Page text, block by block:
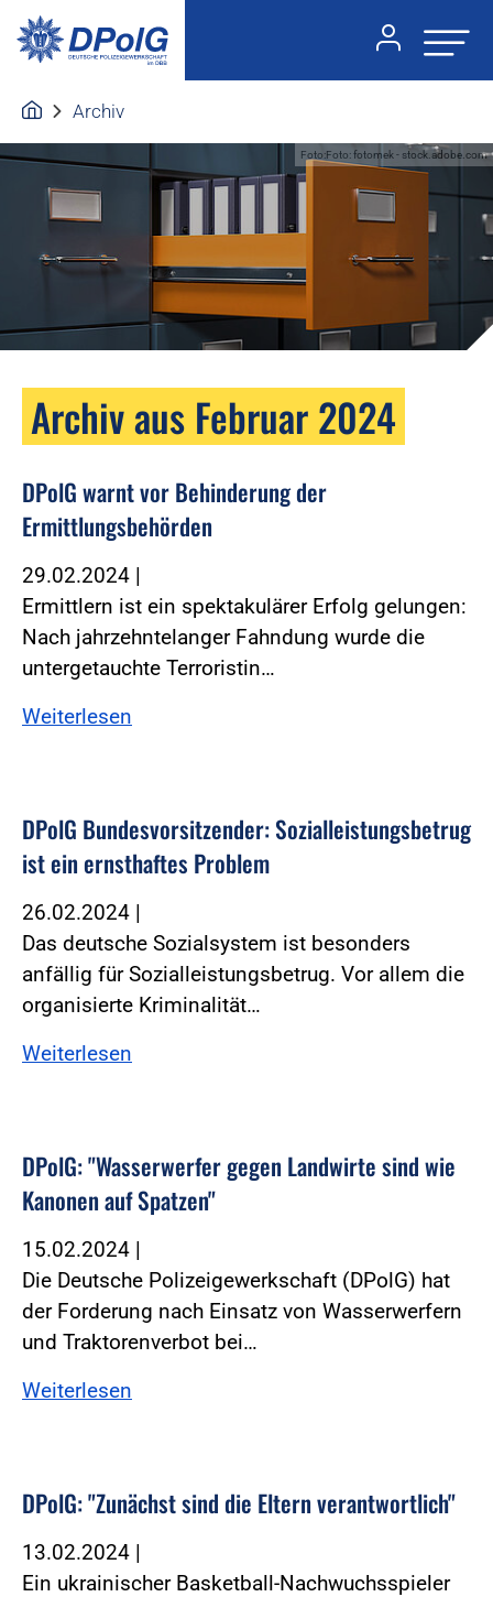
Archiv
Foto:Foto: fotomek - stock.adobe.com
Archiv aus Februar 2024
DPolG warnt vor Behinderung der
Ermittlungsbehörden
29.02.2024 |
Ermittlern ist ein spektakulärer Erfolg gelungen:
Nach jahrzehntelanger Fahndung wurde die
untergetauchte Terroristin…
Weiterlesen
DPolG Bundesvorsitzender: Sozialleistungsbetrug
ist ein ernsthaftes Problem
26.02.2024 |
Das deutsche Sozialsystem ist besonders
anfällig für Sozialleistungsbetrug. Vor allem die
organisierte Kriminalität…
Weiterlesen
DPolG: "Wasserwerfer gegen Landwirte sind wie
Kanonen auf Spatzen"
15.02.2024 |
Die Deutsche Polizeigewerkschaft (DPolG) hat
der Forderung nach Einsatz von Wasserwerfern
und Traktorenverbot bei…
Weiterlesen
DPolG: "Zunächst sind die Eltern verantwortlich"
13.02.2024 |
Ein ukrainischer Basketball-Nachwuchsspieler